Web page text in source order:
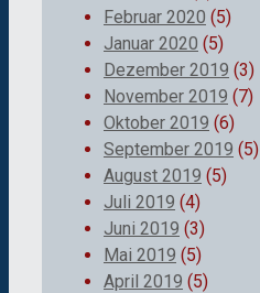
Februar 2020 (5)
Januar 2020 (5)
Dezember 2019 (3)
November 2019 (7)
Oktober 2019 (6)
September 2019 (5)
August 2019 (5)
Juli 2019 (4)
Juni 2019 (3)
Mai 2019 (5)
April 2019 (5)